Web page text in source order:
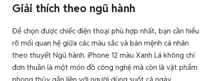
Giải thích theo ngũ hành
Để chọn được chiếc điện thoại phù hợp nhất, bạn cần hiểu
rõ mối quan hệ giữa các màu sắc và bản mệnh cá nhân
theo thuyết Ngũ hành. iPhone 12 màu Xanh Lá không chỉ
đơn thuần là một món đồ công nghệ mà còn là vật phẩm